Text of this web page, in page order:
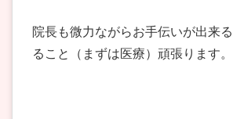
院長も微力ながらお手伝いが出来
ること（まずは医療）頑張ります。